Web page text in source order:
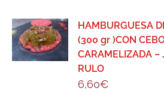
HAMBURGUESA
(300 gr )CON
CARAMELIZADA –
RULO
6,60€